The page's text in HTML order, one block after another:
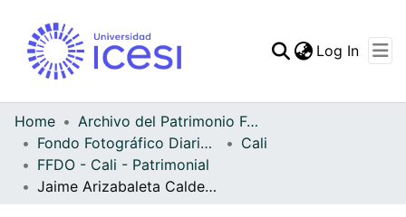
Statistics
Log In
Home
Archivo del Patrimonio Fotográfico y Fílmico del Valle del Cauca
Fondo Fotográfico Diario Occidente
Cali
FFDO - Cali - Patrimonial
Jaime Arizabaleta Calderón, gobernador del valle del cauca y el abogado antonio carretero integrante de la comisión de amnistia internacional.